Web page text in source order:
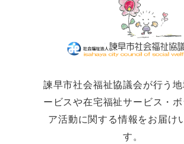
諫早市社会福祉協議会が行う
ービスや在宅福祉サービス・
ア活動に関する情報をお届け
す。